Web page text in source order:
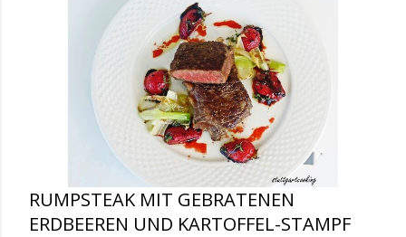
RUMPSTEAK MIT GEBRATENEN
ERDBEEREN UND KARTOFFEL-STAMPF